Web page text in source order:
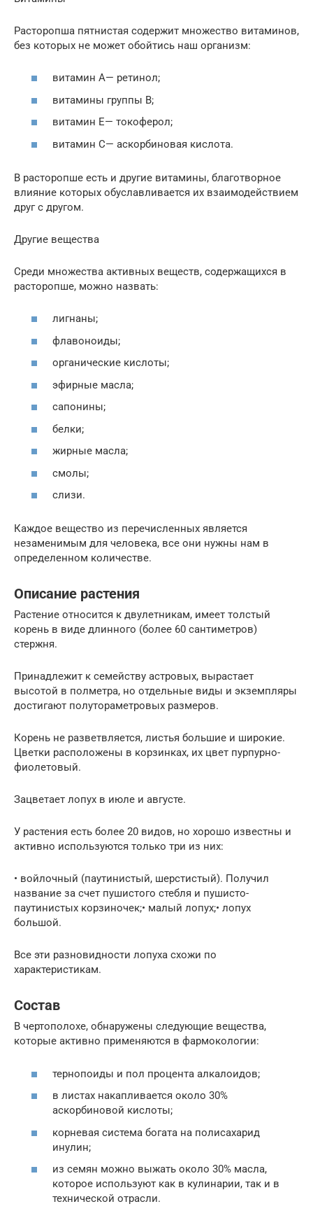
Расторопша пятнистая содержит множество витаминов,
без которых не может обойтись наш организм:
витамин А— ретинол;
витамины группы В;
витамин Е— токоферол;
витамин С— аскорбиновая кислота.
В расторопше есть и другие витамины, благотворное
влияние которых обуславливается их взаимодействием
друг с другом.
Другие вещества
Среди множества активных веществ, содержащихся в
расторопше, можно назвать:
лигнаны;
флавоноиды;
органические кислоты;
эфирные масла;
сапонины;
белки;
жирные масла;
смолы;
слизи.
Каждое вещество из перечисленных является
незаменимым для человека, все они нужны нам в
определенном количестве.
Описание растения
Растение относится к двулетникам, имеет толстый
корень в виде длинного (более 60 сантиметров)
стержня.
Принадлежит к семейству астровых, вырастает
высотой в полметра, но отдельные виды и экземпляры
достигают полутораметровых размеров.
Корень не разветвляется, листья большие и широкие.
Цветки расположены в корзинках, их цвет пурпурно-
фиолетовый.
Зацветает лопух в июле и августе.
У растения есть более 20 видов, но хорошо известны и
активно используются только три из них:
• войлочный (паутинистый, шерстистый). Получил
название за счет пушистого стебля и пушисто-
паутинистых корзиночек;• малый лопух;• лопух
большой.
Все эти разновидности лопуха схожи по
характеристикам.
Состав
В чертополохе, обнаружены следующие вещества,
которые активно применяются в фармокологии:
тернопоиды и пол процента алкалоидов;
в листах накапливается около 30%
аскорбиновой кислоты;
корневая система богата на полисахарид
инулин;
из семян можно выжать около 30% масла,
которое используют как в кулинарии, так и в
технической отрасли.